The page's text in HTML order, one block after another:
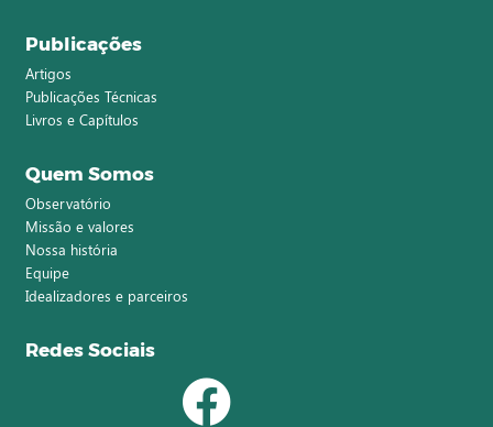
Publicações
Artigos
Publicações Técnicas
Livros e Capítulos
Quem Somos
Observatório
Missão e valores
Nossa história
Equipe
Idealizadores e parceiros
Redes Sociais